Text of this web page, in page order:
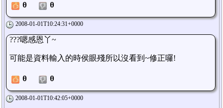
0 0
2008-01-01T10:24:31+0000
???嗯感恩丫~
可能是資料輸入的時侯眼殘所以沒看到~修正囉!
0 0
2008-01-01T10:42:05+0000